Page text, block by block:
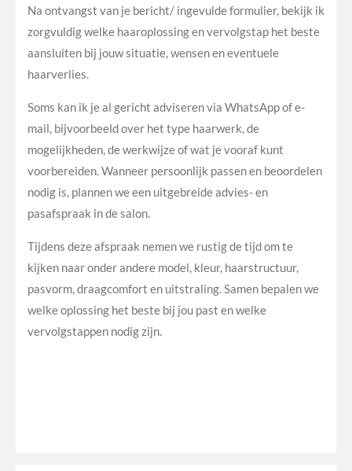
Na ontvangst van je bericht/ ingevulde formulier, bekijk ik
zorgvuldig welke haaroplossing en vervolgstap het beste
aansluiten bij jouw situatie, wensen en eventuele
haarverlies.
Soms kan ik je al gericht adviseren via WhatsApp of e-
mail, bijvoorbeeld over het type haarwerk, de
mogelijkheden, de werkwijze of wat je vooraf kunt
voorbereiden. Wanneer persoonlijk passen en beoordelen
nodig is, plannen we een uitgebreide advies- en
pasafspraak in de salon.
Tijdens deze afspraak nemen we rustig de tijd om te
kijken naar onder andere model, kleur, haarstructuur,
pasvorm, draagcomfort en uitstraling. Samen bepalen we
welke oplossing het beste bij jou past en welke
vervolgstappen nodig zijn.